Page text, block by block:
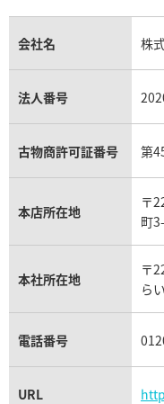
金貨買取
貴金属買取
銀・シルバー買取
パラジウム買取
トパーズ買取
タンザナイト買取
キャッツアイ買取
アクアマリン買取
パテック フィリップノー
ヴァシュロン・コンスタ
オメガ買取
カルティエ買取
フランク ミュラー買取
リシャール・ミル買取
パネライ買取
チューダー（チュードル
シャネル マトラッセ買取
セリーヌ買取
プラダ買取
ショーメ買取
ダミアーニ買取
モーブッサン買取
会社名 株
法人番号
古物商許可証番号 第
本店所在地
〒
町
本社所在地
〒
ら
電話番号
URL